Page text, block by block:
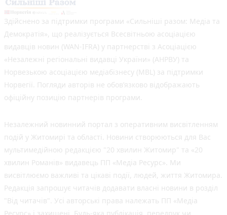
Здійснено за підтримки програми «Сильніші разом: Медіа та
Демократія», що реалізується Всесвітньою асоціацією
видавців новин (WAN-IFRA) у партнерстві з Асоціацією
«Незалежні регіональні видавці України» (АНРВУ) та
Норвезькою асоціацією медіабізнесу (MBL) за підтримки
Норвегії. Погляди авторів не обов’язково відображають
офіційну позицію партнерів програми.
Незалежний новинний портал з оперативним висвітленням
подій у Житомирі та області. Новини створюються для Вас
мультимедійною редакцією "20 хвилин Житомир" та «20
хвилин Романів» видавець ПП «Медіа Ресурс». Ми
висвітлюємо важливі та цікаві події, людей, життя Житомира.
Редакція запрошує читачів додавати власні новини в розділ
"Від читачів". Усі авторські права належать ПП «Медіа